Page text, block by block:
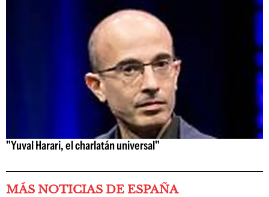
"Yuval Harari, el charlatán universal"
MÁS NOTICIAS DE ESPAÑA